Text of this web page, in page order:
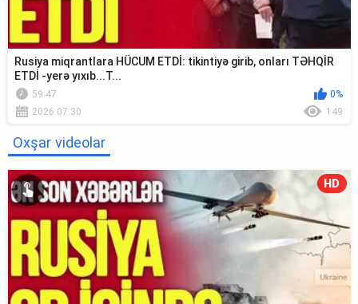
Rusiya miqrantlara HÜCUM ETDİ: tikintiyə girib, onları TƏHQİR
ETDİ -yerə yıxıb...T...
59:47
0%
2026.07.30
149
Oxşar videolar
HD